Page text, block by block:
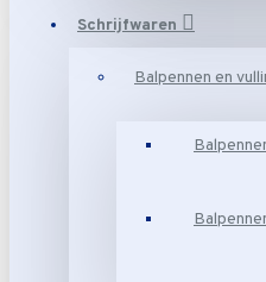
Schrijfwaren
Balpennen en